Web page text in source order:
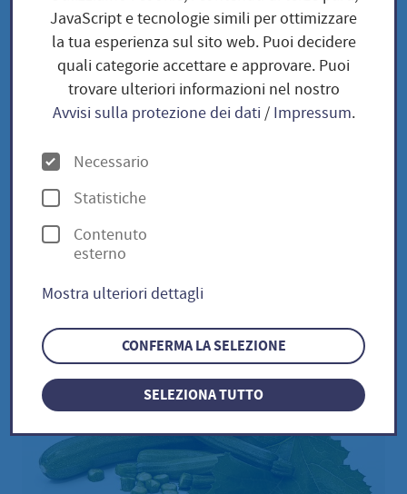
Zucchini Courcourzelle/ Cucurbita pepo
Zucchini
Courcourzelle/
Cucurbita pepo
Zucchini Courcourzelle /
Cucurbita pepo
JavaScript e tecnologie simili per ottimizzare
la tua esperienza sul sito web. Puoi decidere
quali categorie accettare e approvare. Puoi
trovare ulteriori informazioni nel nostro
Avvisi sulla protezione dei dati/ Impressum.
O
p
z
i
n
Necessario
Statistiche
Contenuto
esterno
Mostra ulteriori dettagli
CONFERMA LA SELEZIONE
SELEZIONA TUTTO